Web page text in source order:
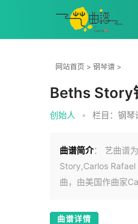
网站首页 > 钢琴谱 >
Beths Story
创始人 • 栏目： 钢琴
曲谱简介： 艺曲谱
Story,Carlos
曲，由美国作曲家
曲谱详情